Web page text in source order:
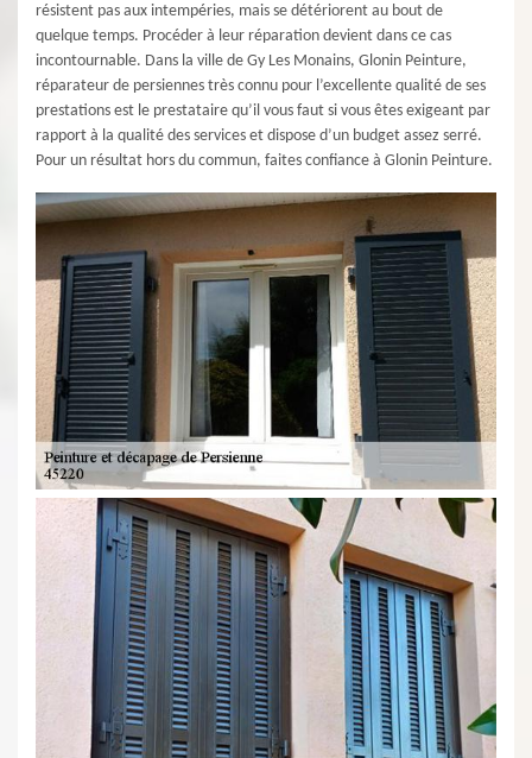
résistent pas aux intempéries, mais se détériorent au bout de
quelque temps. Procéder à leur réparation devient dans ce cas
incontournable. Dans la ville de Gy Les Monains, Glonin Peinture,
réparateur de persiennes très connu pour l’excellente qualité de ses
prestations est le prestataire qu’il vous faut si vous êtes exigeant par
rapport à la qualité des services et dispose d’un budget assez serré.
Pour un résultat hors du commun, faites confiance à Glonin Peinture.